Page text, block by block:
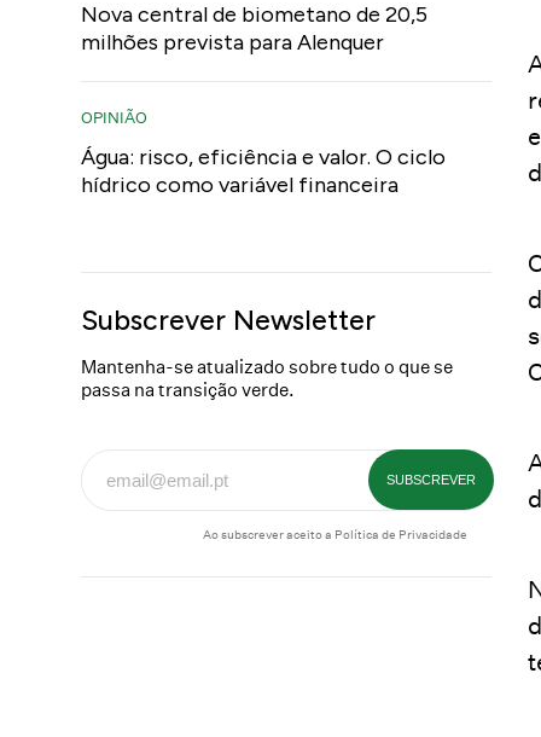
Nova central de biometano de 20,5
milhões prevista para Alenquer
OPINIÃO
Água: risco, eficiência e valor. O ciclo
hídrico como variável financeira
Subscrever Newsletter
Mantenha-se atualizado sobre tudo o que se
passa na transição verde.
Ao subscrever aceito a Política de Privacidade